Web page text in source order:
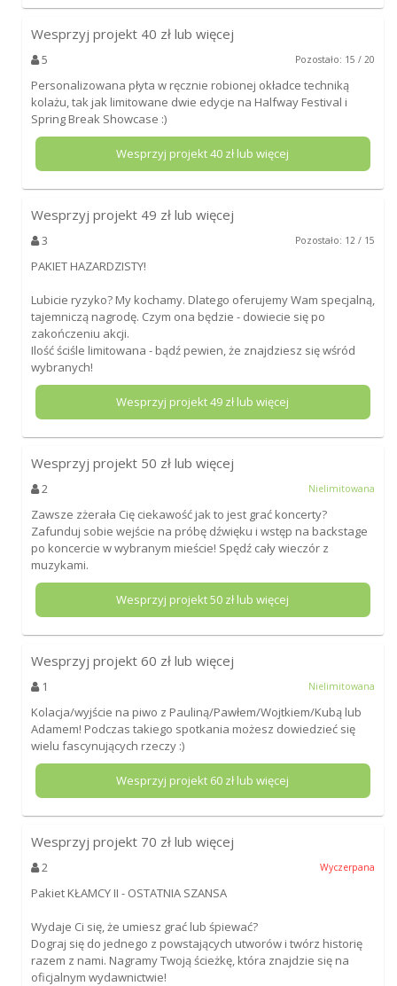
Wesprzyj projekt 40 zł lub więcej
5 Pozostało: 15 / 20
Personalizowana płyta w ręcznie robionej okładce techniką
kolażu, tak jak limitowane dwie edycje na Halfway Festival i
Spring Break Showcase :)
Wesprzyj projekt40 zł lub więcej
Wesprzyj projekt 49 zł lub więcej
3 Pozostało: 12 / 15
PAKIET HAZARDZISTY!
Lubicie ryzyko? My kochamy. Dlatego oferujemy Wam specjalną,
tajemniczą nagrodę. Czym ona będzie - dowiecie się po
zakończeniu akcji.
Ilość ściśle limitowana - bądź pewien, że znajdziesz się wśród
wybranych!
Wesprzyj projekt49 zł lub więcej
Wesprzyj projekt 50 zł lub więcej
2 Nielimitowana
Zawsze zżerała Cię ciekawość jak to jest grać koncerty?
Zafunduj sobie wejście na próbę dźwięku i wstęp na backstage
po koncercie w wybranym mieście! Spędź cały wieczór z
muzykami.
Wesprzyj projekt50 zł lub więcej
Wesprzyj projekt 60 zł lub więcej
1 Nielimitowana
Kolacja/wyjście na piwo z Pauliną/Pawłem/Wojtkiem/Kubą lub
Adamem! Podczas takiego spotkania możesz dowiedzieć się
wielu fascynujących rzeczy :)
Wesprzyj projekt 60 zł lub więcej
Wesprzyj projekt 70 zł lub więcej
2 Wyczerpana
Pakiet KŁAMCY II - OSTATNIA SZANSA
Wydaje Ci się, że umiesz grać lub śpiewać?
Dograj się do jednego z powstających utworów i twórz historię
razem z nami. Nagramy Twoją ścieżkę, która znajdzie się na
oficjalnym wydawnictwie!